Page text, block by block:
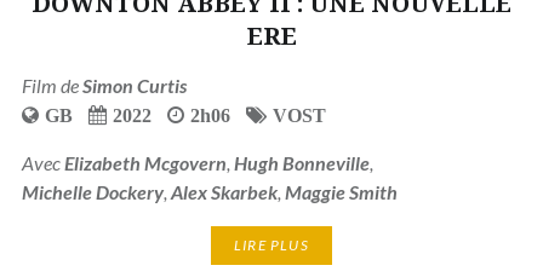
ERE
Film de Simon Curtis
GB 2022 2h06 VOST
Avec Elizabeth Mcgovern Hugh Bonneville,
Michelle Dockery, Alex Skarbek, Maggie Smith
LIRE PLUS